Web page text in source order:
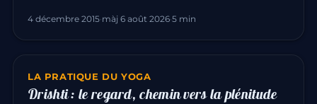
4 décembre 2015·màj 6 août 2026·5 min
LA PRATIQUE DU YOGA
Drishti : le regard, chemin vers la plénitude